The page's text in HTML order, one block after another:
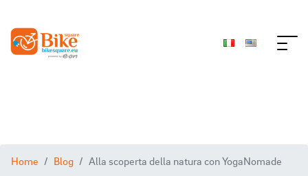
Home Blog Alla scoperta della natura con YogaNomade